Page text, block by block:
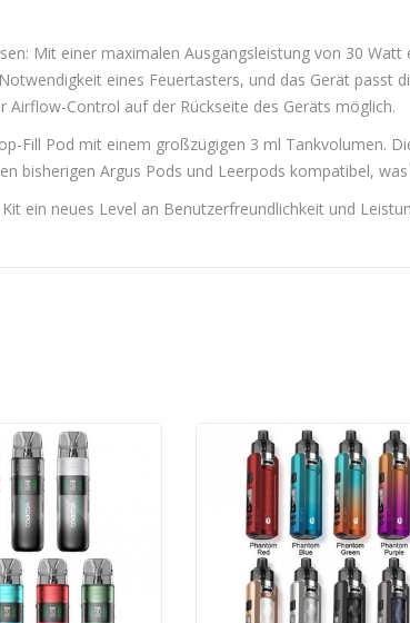
Mit einer maximalen Ausgangsleistung von 30
eines Feuertasters, und das Gerät passt
Control auf der Rückseite des Geräts möglich.
Fill Pod mit einem großzügigen 3 ml Tankvolumen.
bisherigen Argus Pods und Leerpods kompatibel,
ein neues Level an Benutzerfreundlichkeit und